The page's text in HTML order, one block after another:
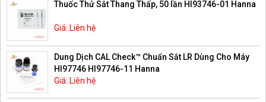
Thuốc Thử Sắt Thang Thấp, 50 lần HI93746-01 Hanna
Giá: Liên hệ
Dung Dịch CAL Check™ Chuẩn Sắt LR Dùng Cho Máy
HI97746 HI97746-11 Hanna
Giá: Liên hệ